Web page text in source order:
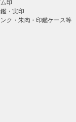
印
・実印
ク・朱肉・印鑑ケース等